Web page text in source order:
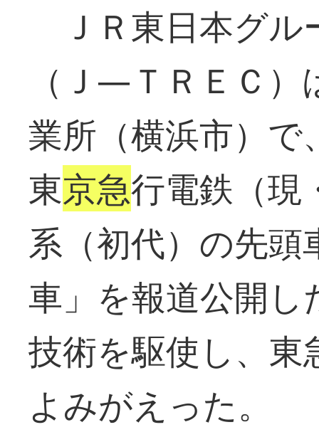
ＪＲ東日本グル
（Ｊ―ＴＲＥＣ
業所（横浜市）
東京急行電鉄（現
系（初代）の先
車」を報道公開し
技術を駆使し、
よみがえった。